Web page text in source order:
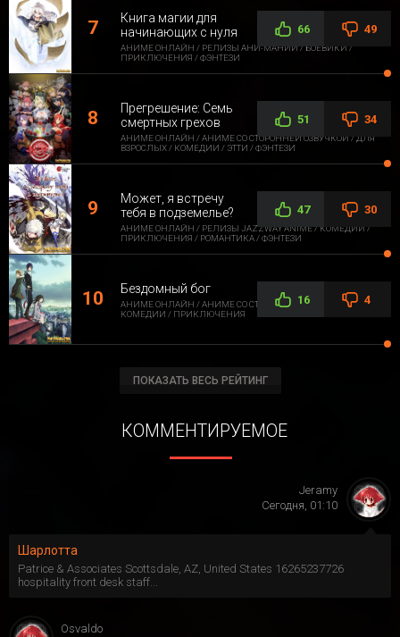
Книга магии для
начинающих с нуля
АНИМЕ ОНЛАЙН / РЕЛИЗЫ АНИ-МАНИИ / БОЕВИКИ /
ПРИКЛЮЧЕНИЯ / ФЭНТЕЗИ
66 49
Прегрешение: Семь
смертных грехов
АНИМЕ ОНЛАЙН / АНИМЕ СО СТОРОННЕЙ ОЗВУЧКОЙ / ДЛЯ
ВЗРОСЛЫХ / КОМЕДИИ / ЭТТИ / ФЭНТЕЗИ
51 34
Может, я встречу
тебя в подземелье?
АНИМЕ ОНЛАЙН / РЕЛИЗЫ JAZZWAY ANIME / КОМЕДИИ /
ПРИКЛЮЧЕНИЯ / РОМАНТИКА / ФЭНТЕЗИ
47 30
Бездомный бог
АНИМЕ ОНЛАЙН / АНИМЕ СО СТОРОННЕЙ ОЗВУЧКОЙ /
КОМЕДИИ / ПРИКЛЮЧЕНИЯ
16 4
ПОКАЗАТЬ ВЕСЬ РЕЙТИНГ
КОММЕНТИРУЕМОЕ
Шарлотта
Patrice & Associates Scottsdale, AZ, United States 16265237726
hospitality front desk staff...
Jeramy
Сегодня, 01:10
Osvaldo